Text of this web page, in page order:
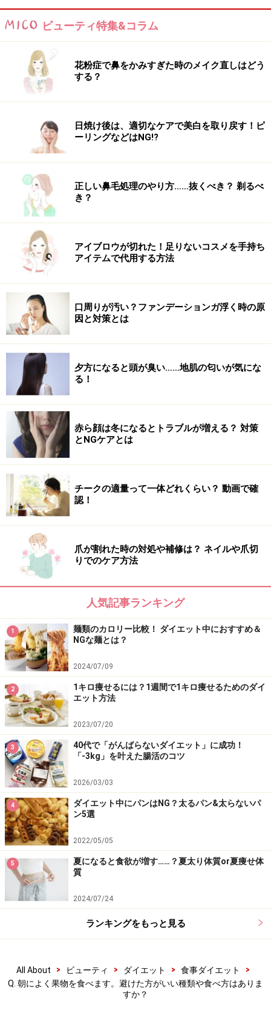
ビューティ特集&コラム
花粉症で鼻をかみすぎた時のメイク直しはどう
する？
日焼け後は、適切なケアで美白を取り戻す！ピ
ーリングなどはNG!?
正しい鼻毛処理のやり方……抜くべき？ 剃るべ
き？
アイブロウが切れた！足りないコスメを手持ち
アイテムで代用する方法
口周りが汚い？ファンデーションガ浮く時の原
因と対策とは
夕方になると頭が臭い……地肌の匂いが気にな
る！
赤ら顔は冬になるとトラブルが増える？ 対策
とNGケアとは
チークの適量って一体どれくらい？ 動画で確
認！
爪が割れた時の対処や補修は？ ネイルや爪切
りでのケア方法
人気記事ランキング
1
麺類のカロリー比較！ ダイエット中におすすめ＆
NGな麺とは？
2024/07/09
2
1キロ痩せるには？1週間で1キロ痩せるためのダイ
エット方法
2023/07/20
3
40代で「がんばらないダイエット」に成功！
「-3kg」を叶えた腸活のコツ
2026/03/03
4
ダイエット中にパンはNG？太るパン&太らないパ
ン5選
2022/05/05
5
夏になると食欲が増す……？夏太り体質or夏痩せ体
質
2024/07/24
ランキングをもっと見る
All About > ビューティ > ダイエット > 食事ダイエット
>
Q. 朝によく果物を食べます。避けた方がいい種類や食べ方はありま
すか？